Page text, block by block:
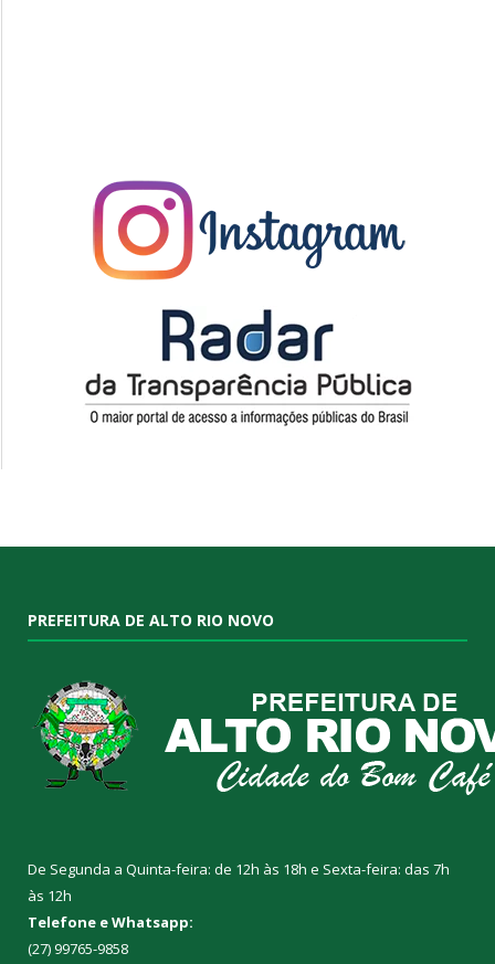
PREFEITURA DE ALTO RIO NOVO
De Segunda a Quinta-feira: de 12h às 18h e Sexta-feira: das 7h
às 12h
Telefone e Whatsapp:
(27) 99765-9858